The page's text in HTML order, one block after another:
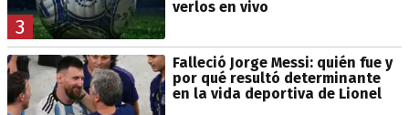
3
verlos en vivo
Falleció Jorge Messi: quién fue y
por qué resultó determinante
en la vida deportiva de Lionel